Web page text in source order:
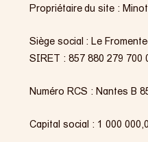
Propriétaire du site :
Siège social : Le
SIRET :857 880 279 700
Numéro RCS : Nantes B
Capital social : 1 000